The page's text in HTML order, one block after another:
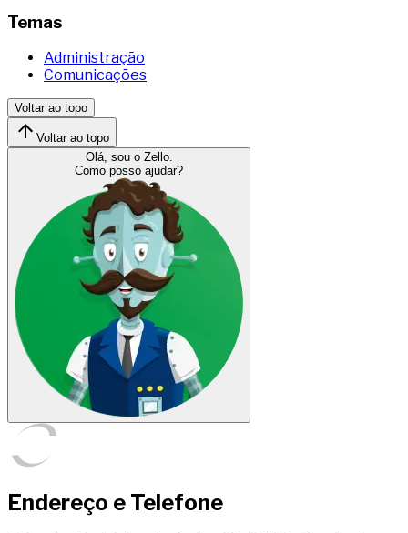
Temas
Administração
Comunicações
Voltar ao topo
Voltar ao topo
Olá, sou o Zello.
Como posso ajudar?
Endereço e Telefone